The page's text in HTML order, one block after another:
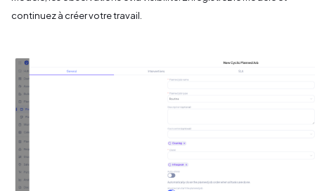
continuez à créer votre travail.